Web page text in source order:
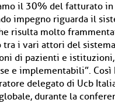
il 30% del fatturato in
impegno riguarda il
risulta molto
tra i vari attori del
di pazienti e
e implementabili”. Così
delegato di Ucb
durante la